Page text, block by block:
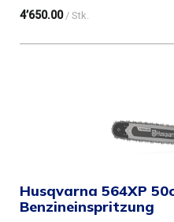
4’650.00 / Stk.
Husqvarna 564XP
Benzineinspritzung